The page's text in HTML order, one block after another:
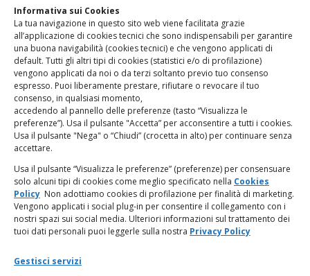
Informativa sui Cookies
La tua navigazione in questo sito web viene facilitata grazie
all’applicazione di cookies tecnici che sono indispensabili per garantire
una buona navigabilità (cookies tecnici) e che vengono applicati di
default. Tutti gli altri tipi di cookies (statistici e/o di profilazione)
vengono applicati da noi o da terzi soltanto previo tuo consenso
espresso. Puoi liberamente prestare, rifiutare o revocare il tuo
consenso, in qualsiasi momento,
accedendo al pannello delle preferenze (tasto “Visualizza le
preferenze”). Usa il pulsante "Accetta” per acconsentire a tutti i cookies.
Usa il pulsante "Nega" o “Chiudi” (crocetta in alto) per continuare senza
accettare.
Usa il pulsante “Visualizza le preferenze” (preferenze) per consensuare
solo alcuni tipi di cookies come meglio specificato nella Cookies
Policy Non adottiamo cookies di profilazione per finalità di marketing.
Vengono applicati i social plug-in per consentire il collegamento con i
nostri spazi sui social media. Ulteriori informazioni sul trattamento dei
tuoi dati personali puoi leggerle sulla nostra Privacy Policy
Gestisci servizi
www.odg.toscana.it – testata registrata presso il Tribunale di
Firenze al nr. 5208 dell’ 08.10.2002. Direttore responsabile:
Giampaolo Marchini – C.F. 80005790482
LINK UTILI
PagoPA
Privacy Policy
Regolamento categorie particolari di dati personali e dati
giudiziari
Amministrazione Trasparente